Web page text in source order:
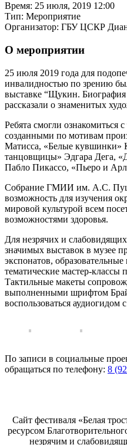
Время: 25 июля, 2019 12:00
Тип: Мероприятие
Организатор: ГБУ ЦСКР
О мероприятии
25 июля 2019 года для
инвалидностью по зрению
выставке “Щукин. Биография
рассказали о знаменитых
Ребята смогли ознакомиться
созданными по мотивам
Матисса, «Белые кувшинки»
танцовщицы» Эдгара Дега,
Пабло Пикассо, «Пьеро и
Собрание ГМИИ им. А.С.
возможность для изучения
мировой культурой всем
возможностями здоровья.
Для незрячих и
значимых выставок в музее
экспонатов,
тематические мастер-классы
Тактильные макеты
выполненными шрифтом
воспользоваться
По записи в социальные
обращаться по телефону: 8
Сайт фестиваля «Белая
ресурсом
незрячим и